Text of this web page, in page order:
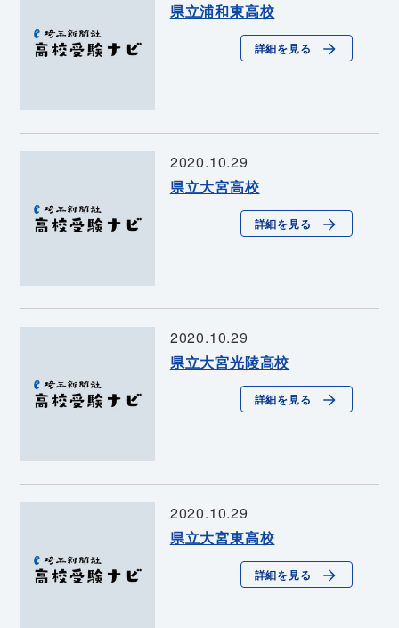
県立浦和東高校
詳細を見る
2020.10.29
県立大宮高校
詳細を見る
2020.10.29
県立大宮光陵高校
詳細を見る
2020.10.29
県立大宮東高校
詳細を見る